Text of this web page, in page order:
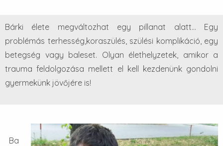
Bárki élete megváltozhat egy pillanat alatt… Egy
problémás terhesség,koraszülés, szülési komplikáció, egy
betegség vagy baleset. Olyan élethelyzetek, amikor a
trauma feldolgozása mellett el kell kezdenünk gondolni
gyermekünk jövőjére is!
Ba